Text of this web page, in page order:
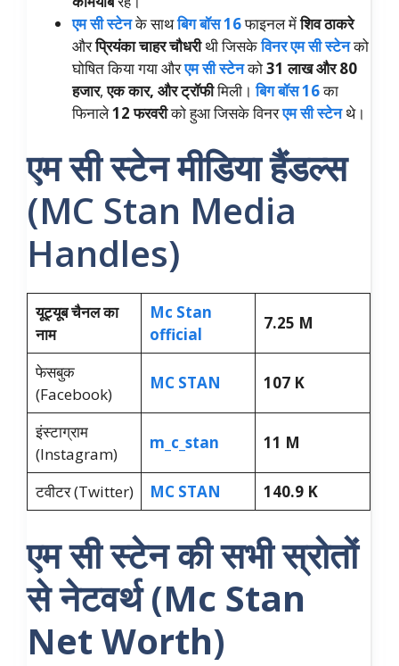
एम सी स्टेनके साथबिग बॉस 16फाइनल मेंशिव ठाकरे
औरप्रियंका चाहर चौधरीथी जिसकेविनर एम सी स्टेनको
घोषित किया गया औरएम सी स्टेनको31 लाख और 80
हजार,एक कार, और ट्रॉफीमिली।बिग बॉस 16का
फिनाले12 फरवरीको हुआ जिसके विनरएम सी स्टेनथे।
एम सी स्टेन मीडिया हैंडल्स
(MC Stan Media
Handles)
यूट्यूब चैनल का
नाम
Mc Stan
official
7.25 M
फेसबुक
(Facebook)
MC STAN 107 K
इंस्टाग्राम
(Instagram)
m_c_stan 11 M
टवीटर (Twitter) MC STAN 140.9 K
एम सी स्टेन की सभी स्रोतों
से नेटवर्थ (Mc Stan
Net Worth)